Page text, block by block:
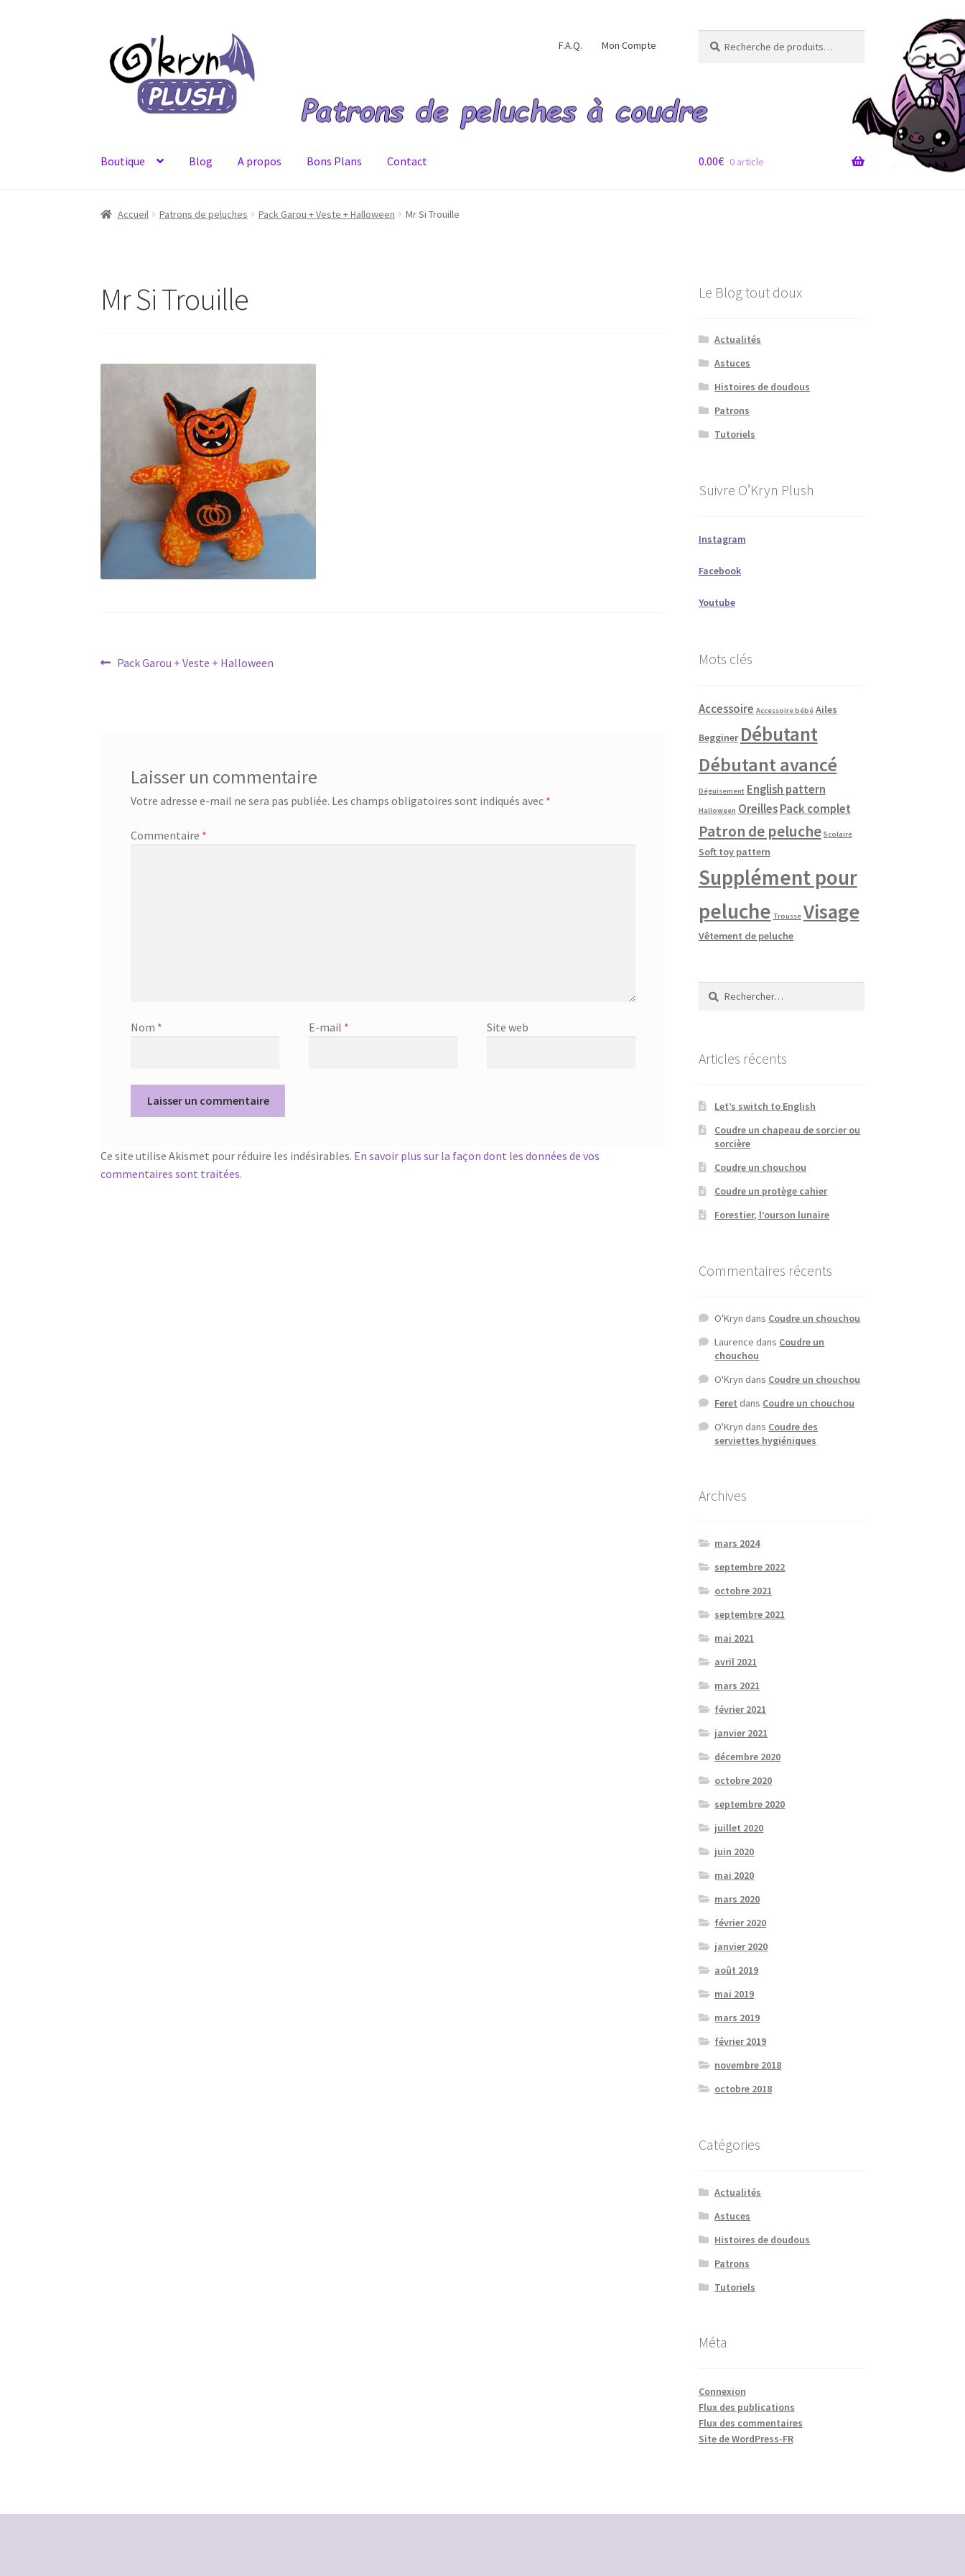
navigation
au
contenu
F.A.Q. Mon Compte
pour :
Boutique Blog A propos Bons Plans Contact
Accueil A propos Blog Bons Plans Boutique Commande validée Conditions générales de ventes
0.00€ 0 article
Accueil Patrons de peluches Pack Garou + Veste + Halloween Mr Si Trouille
Mr Si Trouille
Navigation
Article
Pack Garou + Veste + Halloween
Laisser un commentaire
Votre adresse e-mail ne sera pas publiée. Les champs obligatoires sont indiqués avec *
Commentaire *
Nom * E-mail * Site web
Ce site utilise Akismet pour réduire les indésirables. En savoir plus sur la façon dont les données de vos
commentaires sont traitées.
Le Blog tout doux
Actualités
Astuces
Histoires de doudous
Patrons
Tutoriels
Suivre O’Kryn Plush
Instagram
Facebook
Youtube
Mots clés
Accessoire Accessoire bébé Ailes
Begginer Débutant
Débutant avancé
Déguisement English pattern
Halloween Oreilles Pack complet
Patron de peluche Scolaire
Soft toy pattern
Supplément pour
peluche Trousse Visage
Vêtement de peluche
Rechercher :
Articles récents
Let’s switch to English
Coudre un chapeau de sorcier ou
sorcière
Coudre un chouchou
Coudre un protège cahier
Forestier, l’ourson lunaire
Commentaires récents
O'Kryn dans Coudre un chouchou
Laurence dans Coudre un
chouchou
O'Kryn dans Coudre un chouchou
Feret dans Coudre un chouchou
O'Kryn dans Coudre des
serviettes hygiéniques
Archives
mars 2024
septembre 2022
octobre 2021
septembre 2021
mai 2021
avril 2021
mars 2021
février 2021
janvier 2021
décembre 2020
octobre 2020
septembre 2020
juillet 2020
juin 2020
mai 2020
mars 2020
février 2020
janvier 2020
août 2019
mai 2019
mars 2019
février 2019
novembre 2018
octobre 2018
Catégories
Actualités
Astuces
Histoires de doudous
Patrons
Tutoriels
Méta
Connexion
Flux des publications
Flux des commentaires
Site de WordPress-FR